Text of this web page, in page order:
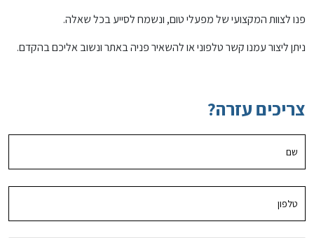
פנו לצוות המקצועי של מפעלי טום, ונשמח לסייע בכל שאלה.
ניתן ליצור עמנו קשר טלפוני או להשאיר פניה באתר ונשוב אליכם בהקדם.
צריכים עזרה?